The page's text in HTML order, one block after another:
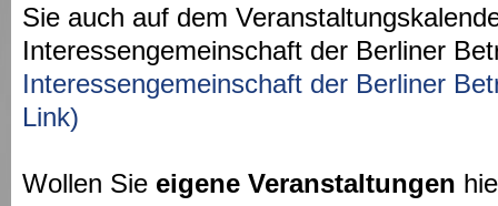
Sie auch auf dem
Interessengemeinschaft der Berliner
Interessengemeinschaft der Berliner
Link)
Wollen Sie eigene Veranstaltungen